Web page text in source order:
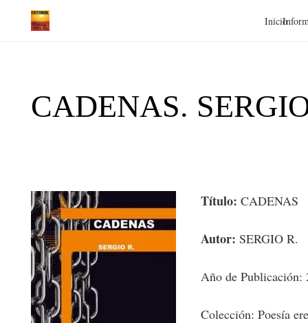
Inicio
CADENAS.
Título: CADENAS
Autor: SERGIO R.
Año de Publicación:
Colección: Poesía